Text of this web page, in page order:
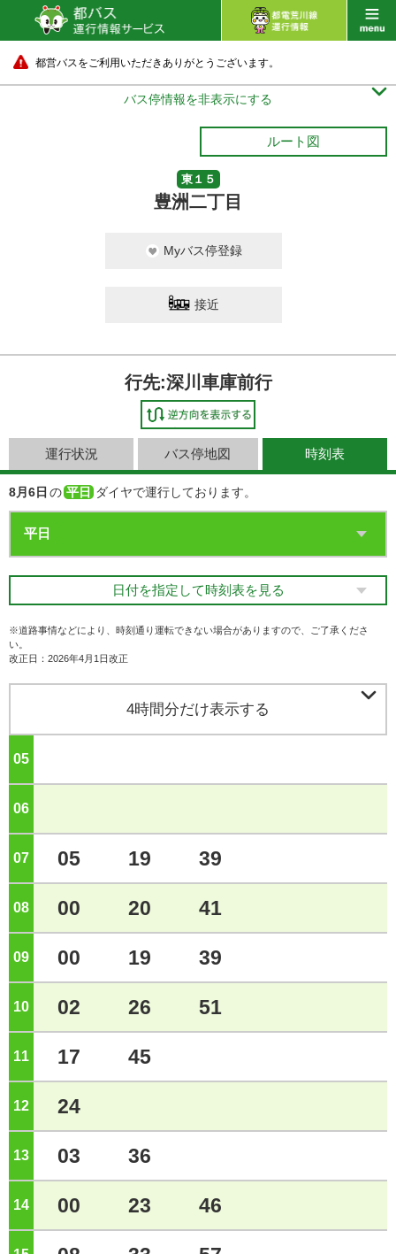
都営バスをご利用いただきありがとうございます。
バス停情報を非表示にする 
ルート図
東１５
豊洲二丁目
Myバス停登録
接近
行先:深川車庫前行
運行状況 バス停地図 時刻表
8月6日 の 平日 ダイヤで運行しております。
日付を指定して時刻表を見る
※道路事情などにより、時刻通り運転できない場合がありますので、ご了承くださ
い。
改正日：2026年4月1日改正
4時間分だけ表示する 
05
06
07 05 19 39
08 00 20 41
09 00 19 39
10 02 26 51
11 17 45
12 24
13 03 36
14 00 23 46